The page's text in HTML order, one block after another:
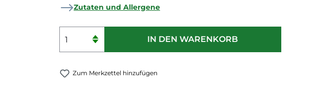
Zutaten und Allergene
Produkt Anzahl: Gib den gewünschten
IN DEN WARENKORB
Zum Merkzettel hinzufügen